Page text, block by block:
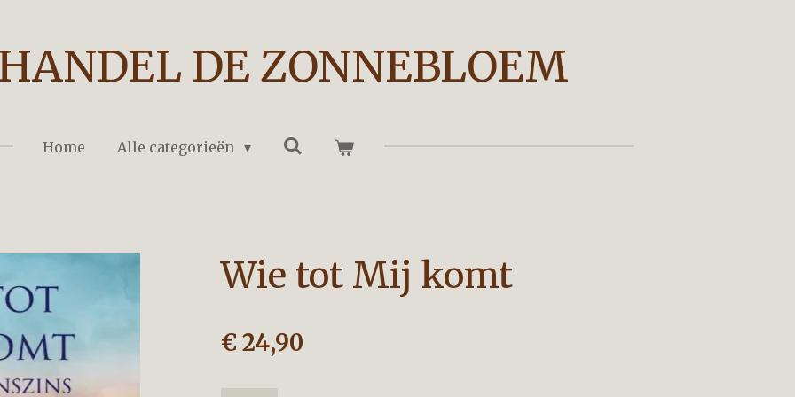
DE ZONNEBLOEM
Home Alle categorieën
Wie tot Mij komt
€ 24,90